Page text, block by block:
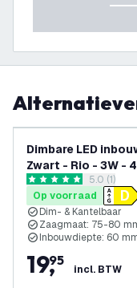
Dimbare LED
Zwart - Rio - 3W -
ø85mm - 3 pack
reviews
5 score sterren5.0 (1)
Op voorraad
Dim- & Kantelbaar
Zaagmaat: 75-80
Inbouwdiepte: 60
19,
95
incl. BTW